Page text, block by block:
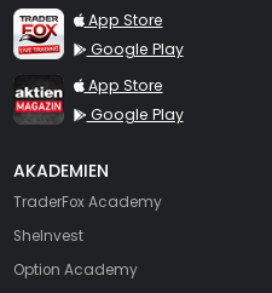
TraderFox Live Trading
App Store
Google Play
TraderFox aktien Magazin
App Store
Google Play
AKADEMIEN
TraderFox Academy
SheInvest
Option Academy